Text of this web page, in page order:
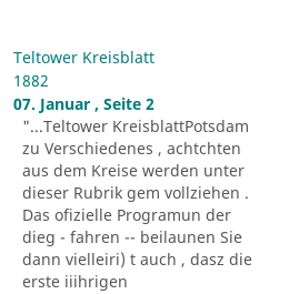
Teltower Kreisblatt
1882
07. Januar , Seite 2
"...Teltower KreisblattPotsdam
zu Verschiedenes , achtchten
aus dem Kreise werden unter
dieser Rubrik gem vollziehen .
Das ofizielle Programun der
dieg - fahren -- beilaunen Sie
dann vielleiri) t auch , dasz die
erste iiihrigen